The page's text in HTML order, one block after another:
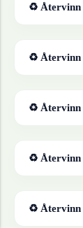
♻ Återvinn
♻ Återvinn
♻ Återvinn
♻ Återvinn
♻ Återvinn